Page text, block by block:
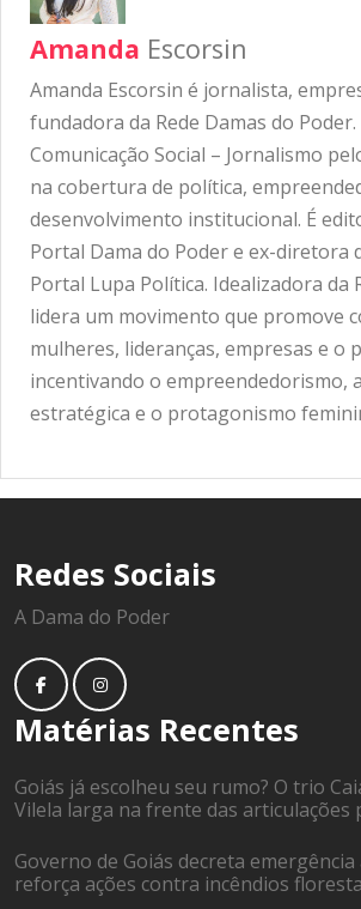
Amanda Escorsin
Amanda Escorsin é jornalista,
fundadora da Rede Damas do
Comunicação Social – Jornalismo
na cobertura de política,
desenvolvimento institucional. É
Portal Dama do Poder e ex-diretora
Portal Lupa Política. Idealizadora da
lidera um movimento que promove
mulheres, lideranças, empresas e o
incentivando o empreendedorismo,
estratégica e o protagonismo
Redes Sociais
A Dama do Poder
Matérias Recentes
Goiás já escolheu seu rumo? O trio
Vilela larga na frente das articulações
Governo de Goiás decreta
reforça ações contra incêndios